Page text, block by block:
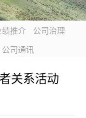
绩推介
公司治理
公司通讯
关系活动